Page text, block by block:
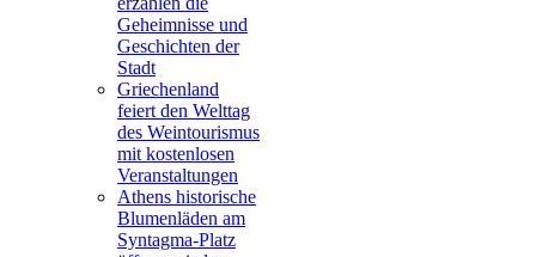
Geheimnisse und
Geschichten der
Stadt
Griechenland
feiert den Welttag
des Weintourismus
mit kostenlosen
Veranstaltungen
Athens historische
Blumenläden am
Syntagma-Platz